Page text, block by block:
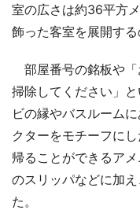
室の広さは約36平方
飾った客室を展開する
部屋番号の銘板や「
掃除してください」
ビの縁やバスルーム
クターをモチーフに
帰ることができるア
のスリッパなどに加
た。